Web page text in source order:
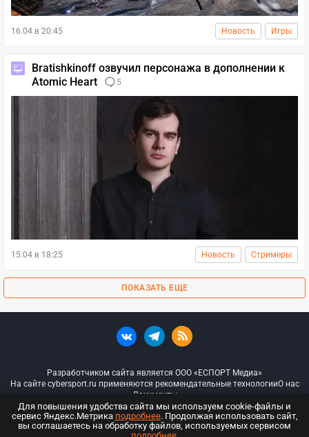
16.04 в 20:45 Новость Игры
Bratishkinoff озвучил персонажа в дополнении к
Atomic Heart
5
15.04 в 18:25 Новость Стримеры
ПОКАЗАТЬ ЕЩЕ
Разработчиком сайта является ООО «ЕСПОРТ Медиа»
На сайте cybersport.ru применяются рекомендательные технологииО нас
Документы
© ООО «Киберспорт.ру» — Все права защищены
Для повышения удобства сайта мы используем cookie-файлы и
сервис Яндекс.Метрика подробнее. Продолжая использовать сайт,
вы соглашаетесь на обработку файлов, используемых сервисом